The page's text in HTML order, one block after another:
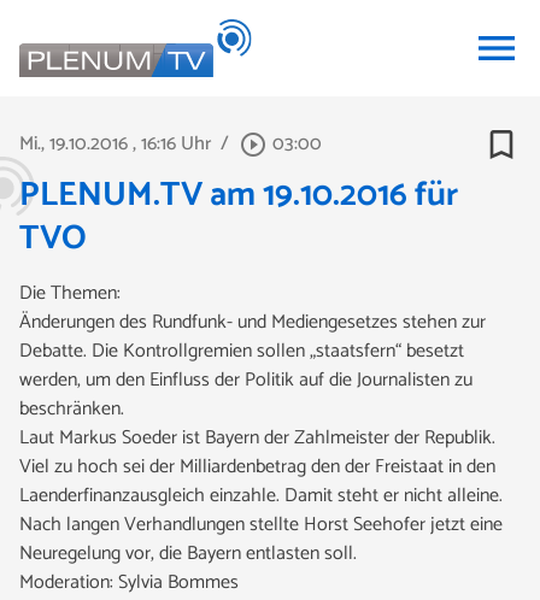
menu
Mi., 19.10.2016, 16:16 Uhr / play_circle_outline 03:00 bookmark_border
PLENUM.TV am 19.10.2016 für
TVO
Die Themen:
Änderungen des Rundfunk- und Mediengesetzes stehen zur
Debatte. Die Kontrollgremien sollen „staatsfern“ besetzt
werden, um den Einfluss der Politik auf die Journalisten zu
beschränken.
Laut Markus Soeder ist Bayern der Zahlmeister der Republik.
Viel zu hoch sei der Milliardenbetrag den der Freistaat in den
Laenderfinanzausgleich einzahle. Damit steht er nicht alleine.
Nach langen Verhandlungen stellte Horst Seehofer jetzt eine
Neuregelung vor, die Bayern entlasten soll.
Moderation: Sylvia Bommes